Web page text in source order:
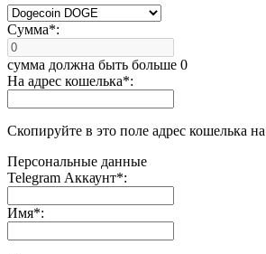
Сумма*:
сумма должна быть больше 0
На адрес кошелька*:
Скопируйте в это поле адрес кошелька
Персональные данные
Telegram Аккаунт*:
Имя*: